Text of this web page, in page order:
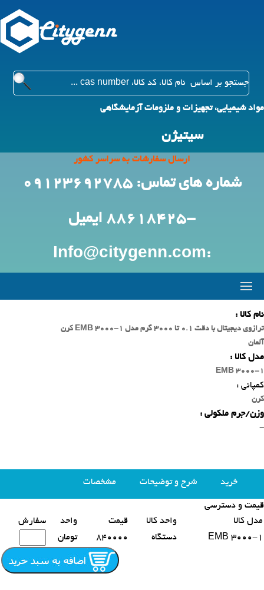
مواد شیمیایی، تجهیزات و ملزومات آزمایشگاهی
سیتیژن
ارسال سفارشات به سراسر کشور
شماره های تماس: 09123692785
-88618425 ایمیل
:Info@citygenn.com
نام کالا :
ترازوی دیجیتال با دقت 0.1 تا 3000 گرم مدل EMB 3000-1 کرن
آلمان
مدل کالا :
EMB 3000-1
کمپانی :
کرن
وزن/جرم ملکولی :
-
خرید شرح و توضیحات مشخصات
محصولات مشابه
قیمت و دسترسی
مدل کالا
واحد کالا قیمت واحد
سفارش
EMB 3000-1
دستگاه 840000 تومان